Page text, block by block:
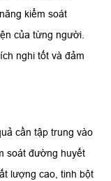
kiểm soát
của từng người.
nghi tốt và đảm
cần tập trung vào
soát đường huyết
lượng cao, tinh bột